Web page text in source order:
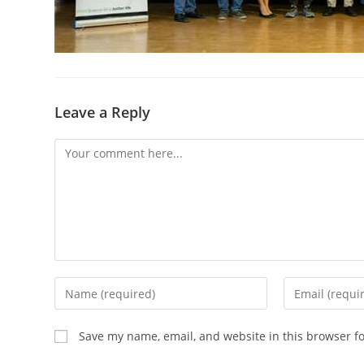
Leave a Reply
Comment
Enter
your
name
or
Enter
your
Save my name, email, and website in this browser